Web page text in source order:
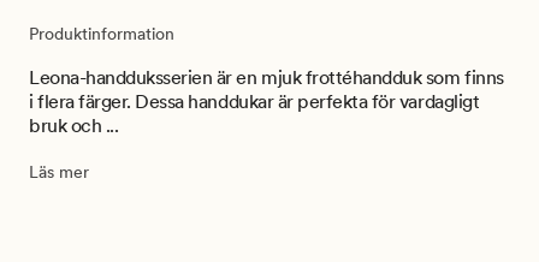
Produktinformation
Leona-handduksserien är en mjuk frottéhandduk som finns
i flera färger. Dessa handdukar är perfekta för vardagligt
bruk och ...
Läs mer